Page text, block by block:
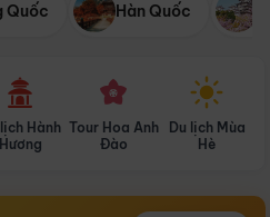
Quốc Hàn Quốc
lịch Hành
Hương
Tour Hoa Anh
Đào
Du lịch Mùa
Hè